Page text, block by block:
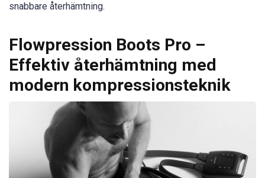
snabbare återhämtning.
Flowpression Boots Pro –
Effektiv återhämtning med
modern kompressionsteknik